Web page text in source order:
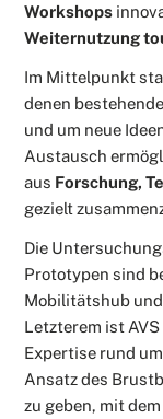
Workshops
Weiternutzung
Im Mittelpunkt
denen
und um neue
Austausch
aus Forschung,
gezielt
Die
Prototypen sind
Mobilitätshub
Letzterem ist
Expertise rund
Ansatz des
zu geben, mit